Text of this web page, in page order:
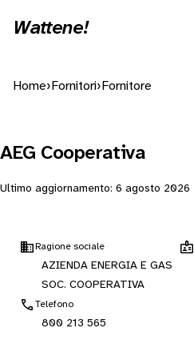
Wattene!
Home› Fornitori› Fornitore
AEG Cooperativa
Ultimo aggiornamento: 6 agosto 2026
Ragione sociale
AZIENDA ENERGIA E GAS
SOC. COOPERATIVA
Telefono
800 213 565